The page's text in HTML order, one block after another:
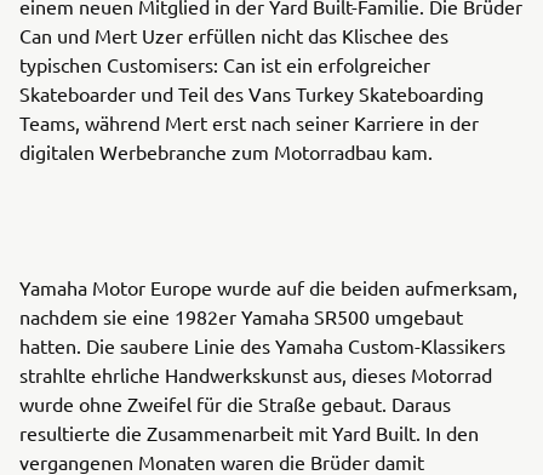
einem neuen Mitglied in der Yard Built-Familie. Die Brüder
Can und Mert Uzer erfüllen nicht das Klischee des
typischen Customisers: Can ist ein erfolgreicher
Skateboarder und Teil des Vans Turkey Skateboarding
Teams, während Mert erst nach seiner Karriere in der
digitalen Werbebranche zum Motorradbau kam.
Yamaha Motor Europe wurde auf die beiden aufmerksam,
nachdem sie eine 1982er Yamaha SR500 umgebaut
hatten. Die saubere Linie des Yamaha Custom-Klassikers
strahlte ehrliche Handwerkskunst aus, dieses Motorrad
wurde ohne Zweifel für die Straße gebaut. Daraus
resultierte die Zusammenarbeit mit Yard Built. In den
vergangenen Monaten waren die Brüder damit